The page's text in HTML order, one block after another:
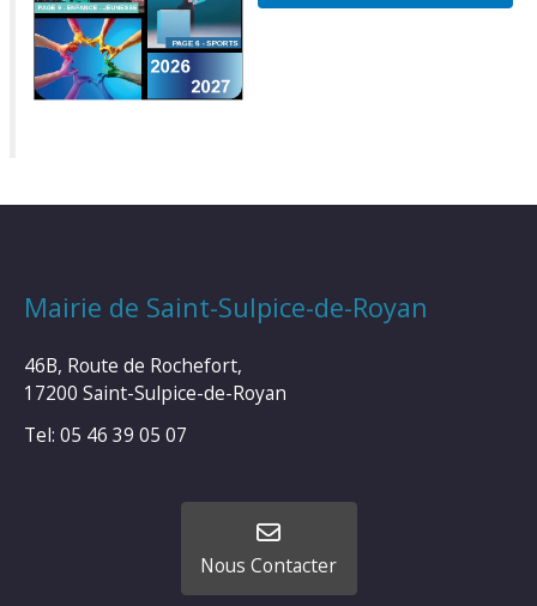
Mairie de Saint-Sulpice-de-Royan
46B, Route de Rochefort,
17200 Saint-Sulpice-de-Royan
Tel: 05 46 39 05 07
Nous Contacter